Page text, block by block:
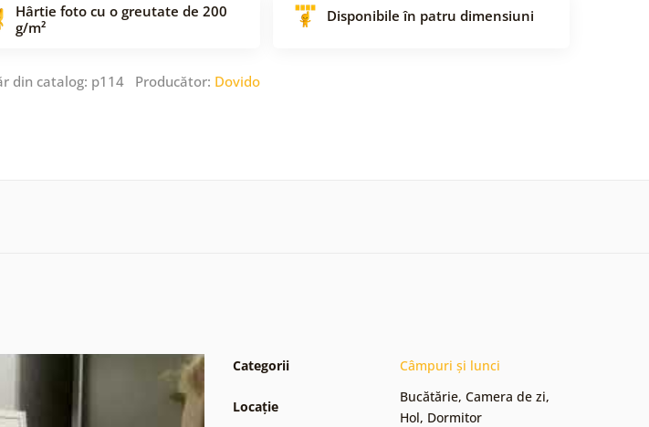
Hârtie foto cu o greutate de 200
g/m²
Disponibile în patru dimensiuni
din catalog: p114 Producător: Dovido
Categorii Câmpuri și lunci
Locație
Bucătărie, Camera de zi,
Hol, Dormitor